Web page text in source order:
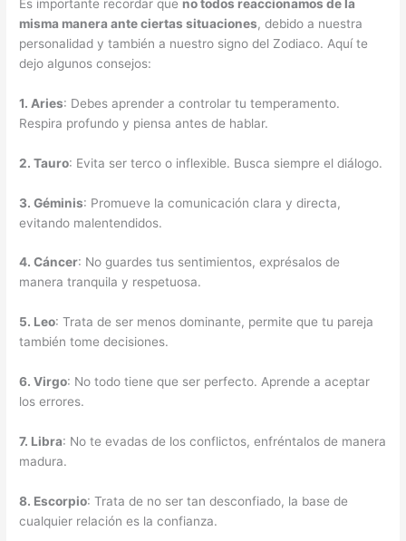
Es importante recordar que no todos reaccionamos de la
misma manera ante ciertas situaciones, debido a nuestra
personalidad y también a nuestro signo del Zodiaco. Aquí te
dejo algunos consejos:
1. Aries: Debes aprender a controlar tu temperamento.
Respira profundo y piensa antes de hablar.
2.Tauro: Evita ser terco o inflexible. Busca siempre el diálogo.
3.Géminis: Promueve la comunicación clara y directa,
evitando malentendidos.
4.Cáncer: No guardes tus sentimientos, exprésalos de
manera tranquila y respetuosa.
5. Leo: Trata de ser menos dominante, permite que tu pareja
también tome decisiones.
6.Virgo: No todo tiene que ser perfecto. Aprende a aceptar
los errores.
7. Libra: No te evadas de los conflictos, enfréntalos de manera
madura.
8. Escorpio: Trata de no ser tan desconfiado, la base de
cualquier relación es la confianza.